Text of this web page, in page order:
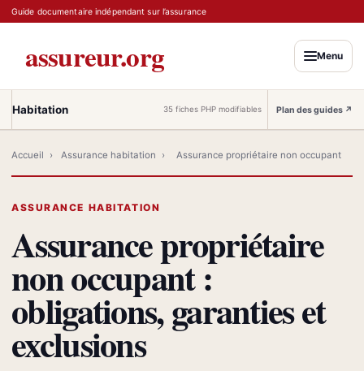
Guide documentaire indépendant sur l’assurance
assureur.org Menu
Habitation 35 fiches PHP modifiables Plan des guides ↗
Accueil › Assurance habitation › Assurance propriétaire non occupant
ASSURANCE HABITATION
Assurance propriétaire
non occupant :
obligations, garanties et
exclusions